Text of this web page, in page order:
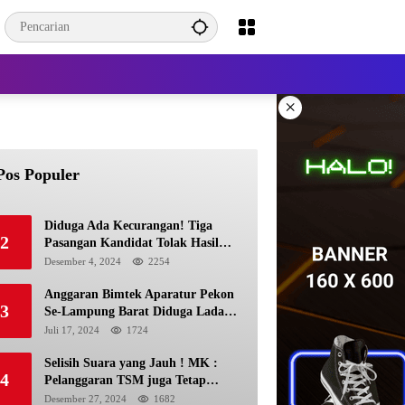
×
Populer
2
Diduga Ada Kecurangan! Tiga
Pasangan Kandidat Tolak Hasil
Pilkada Kerinci 2024
Desember 4, 2024 2254
3
Anggaran Bimtek Aparatur Pekon
Se-Lampung Barat Diduga Ladang
Korupsi Buat Makan Anak Istri
Juli 17, 2024 1724
4
Selisih Suara yang Jauh ! MK :
Pelanggaran TSM juga Tetap
Mengacu pada Prinsip Keadilan
Desember 27, 2024 1682